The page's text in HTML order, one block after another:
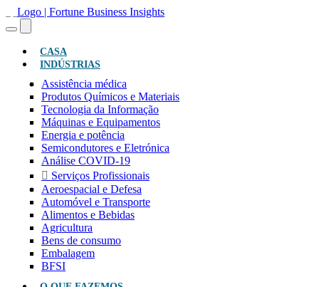
CASA
INDÚSTRIAS
Assistência médica
Produtos Químicos e Materiais
Tecnologia da Informação
Máquinas e Equipamentos
Energia e potência
Semicondutores e Eletrónica
Análise COVID-19
Serviços Profissionais
Aeroespacial e Defesa
Automóvel e Transporte
Alimentos e Bebidas
Agricultura
Bens de consumo
Embalagem
BFSI